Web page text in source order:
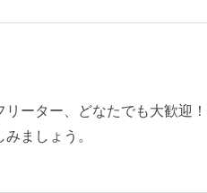
ーター、どなたでも大歓迎
ましょう。